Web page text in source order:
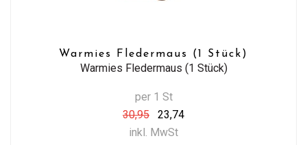
Warmies Fledermaus (1 Stück)
Warmies Fledermaus (1 Stück)
per 1 St
30,95
23,74
inkl. MwSt